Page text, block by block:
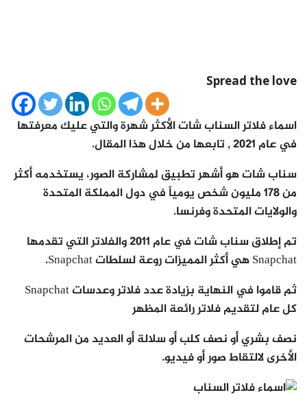
Spread the love
اسماء فلاتر السناب شات الأكثر شهرة والتي عليك معرفتها
في عام 2021 , تابعها من خلال هذا المقال.
سناب شات هو أشهر تطبيق لمشاركة الصور، يستخدمه أكثر
من 178 مليون شخص يومياً في دول المملكة المتحدة
والولايات المتحدة وفرنسا.
تم إطلاق سناب شات في عام 2011 والفلاتر التي تقدمها
Snapchat هي أكثر المميزات روعة لسلطات Snapchat.
ثم قاموا في النهاية بزيادة عدد فلاتر وعدسات Snapchat
كل عام لتقديم فلاتر رائعة المظهر
نصف بشري أو نصف كلب أو سلالة أو العديد من المرشحات
الأخرى لالتقاط صور أو فيديو.